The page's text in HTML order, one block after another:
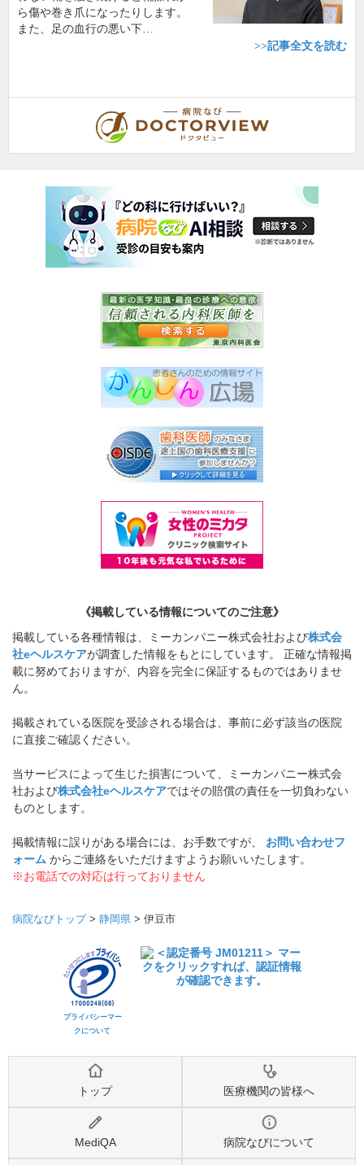
ら傷や巻き爪になったりします。
また、足の血行の悪い下…
>>記事全文を読む
《掲載している情報についてのご注意》
掲載している各種情報は、ミーカンパニー株式会社および株式会
社eヘルスケアが調査した情報をもとにしています。 正確な情報掲
載に努めておりますが、内容を完全に保証するものではありませ
ん。
掲載されている医院を受診される場合は、事前に必ず該当の医院
に直接ご確認ください。
当サービスによって生じた損害について、ミーカンパニー株式会
社および株式会社eヘルスケアではその賠償の責任を一切負わない
ものとします。
掲載情報に誤りがある場合には、お手数ですが、 お問い合わせフ
ォーム からご連絡をいただけますようお願いいたします。
※お電話での対応は行っておりません
病院なびトップ> 静岡県 > 伊豆市
プライバシーマー
クについて
トップ 医療機関の皆様へ
MediQA 病院なびについて